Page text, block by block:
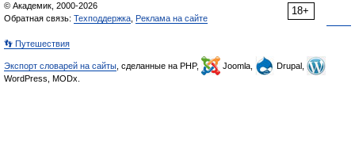
18+
© Академик, 2000-2026
Обратная связь: Техподдержка Реклама на сайте
👣 Путешествия
Экспорт словарей на сайты , сделанные на PHP, Joomla,
Drupal,
WordPress, MODx.